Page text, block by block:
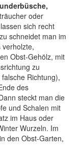
oder
sich recht
schneidet man im
Obst-Gehölz, mit
zu
Richtung),
des
steckt man die
und Schalen mit
im Haus oder
Wurzeln. Im
den Obst-Garten,